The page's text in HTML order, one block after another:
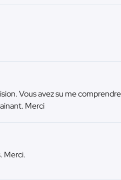
Vous avez su me
Merci
Merci.